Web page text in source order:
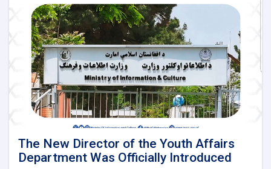
Journalists
in
Paktia
The New Director of the Youth Affairs
Department Was Officially Introduced